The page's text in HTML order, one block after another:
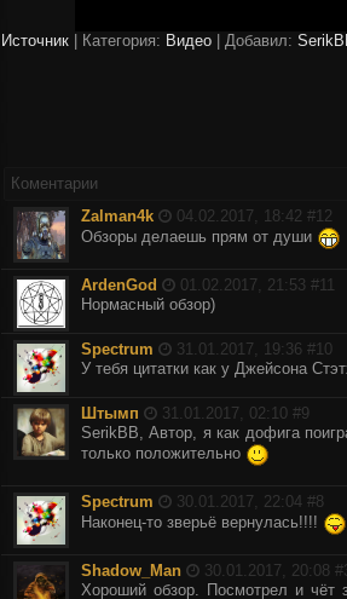
Источник Категория: Видео | Добавил:
Коментарии
Zalman4k
04.02.2017, 18:42 #12
Обзоры делаешь прям от души
ArdenGod 01.02.2017, 21:53 #11
Нормасный обзор)
Spectrum 31.01.2017, 19:36 #10
У тебя цитатки как у Джейсона
Штымп 31.01.2017, 02:10 #9
SerikBB, Автор, я как дофига
только положительно
Spectrum 30.01.2017, 22:04 #8
Наконец-то зверьё вернулась!!!!
Shadow_Man 30.01.2017, 20:08 #
Хороший обзор. Посмотрел и чёт